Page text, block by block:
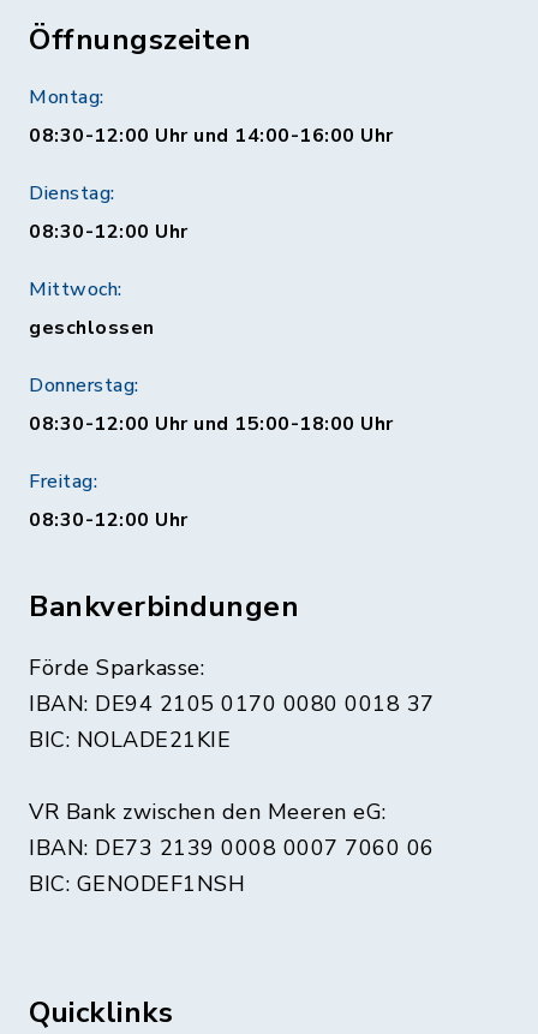
Öffnungszeiten
Montag:
08:30-12:00 Uhr und 14:00-16:00 Uhr
Dienstag:
08:30-12:00 Uhr
Mittwoch:
geschlossen
Donnerstag:
08:30-12:00 Uhr und 15:00-18:00 Uhr
Freitag:
08:30-12:00 Uhr
Bankverbindungen
Förde Sparkasse:
IBAN: DE94 2105 0170 0080 0018 37
BIC: NOLADE21KIE
VR Bank zwischen den Meeren eG:
IBAN: DE73 2139 0008 0007 7060 06
BIC: GENODEF1NSH
Quicklinks